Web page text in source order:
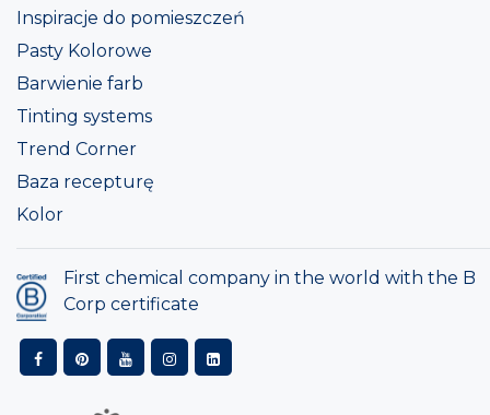
Inspiracje do pomieszczeń
Pasty Kolorowe
Barwienie farb
Tinting systems
Trend Corner
Baza recepturę
Kolor
First chemical company in the world with the B
Corp certificate